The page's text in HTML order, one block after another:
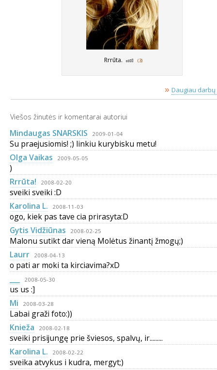
Rrrūta. (3)
» Daugiau darbų
Viešos žinutės ir komentarai autoriui
Mindaugas SNARSKIS 2009-01-04
Su praejusiomis! ;) linkiu kurybisku metu!
Olga Vaikas
2009-05-05
)
Rrrūta!
2008-02-20
sveiki sveiki :D
Karolina L.
2008-11-03
ogo, kiek pas tave cia prirasyta:D
Gytis Vidžiūnas
2008-02-25
Malonu sutikt dar vieną Molėtus žinantį žmogų;)
Laurr
2008-04-13
o pati ar moki ta kirciavima?xD
2008-05-30
us us :]
Mi
2008-03-28
Labai graži foto:))
Knieža
2008-02-18
sveiki prisijungę prie šviesos, spalvų, ir.........
Karolina L.
2008-02-22
sveika atvykus i kudra, mergyt;)